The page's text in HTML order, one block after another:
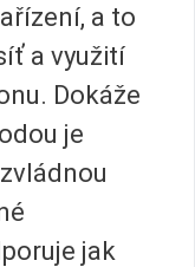
a to
a využití
Dokáže
je
jak